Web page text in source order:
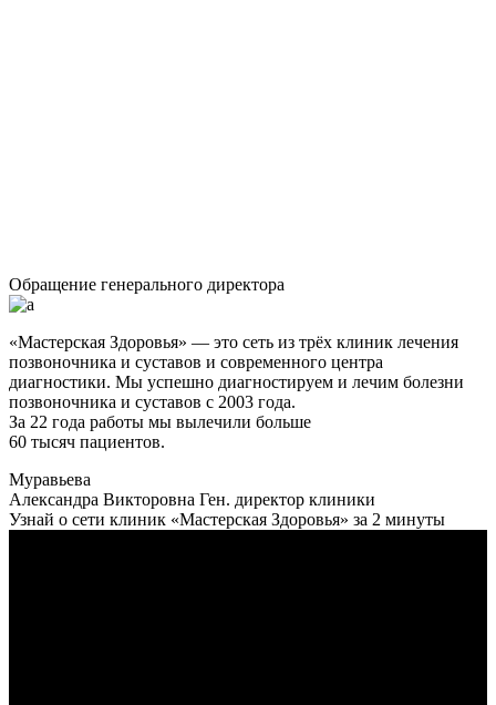
Обращение генерального директора
«Мастерская Здоровья» — это сеть из трёх клиник лечения
позвоночника и суставов и современного центра
диагностики. Мы успешно диагностируем и лечим болезни
позвоночника и суставов с 2003 года.
За 22 года работы мы вылечили больше
60 тысяч пациентов.
Муравьева
Александра Викторовна Ген. директор клиники
Узнай о сети клиник «Мастерская Здоровья» за 2 минуты